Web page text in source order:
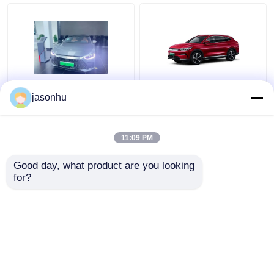
BYD Han Medium
Electric Cars
Lied 505km Strecken-
Luxus5 Sitzer SUV
jasonhu
11:09 PM
Good day, what product are you looking
for?